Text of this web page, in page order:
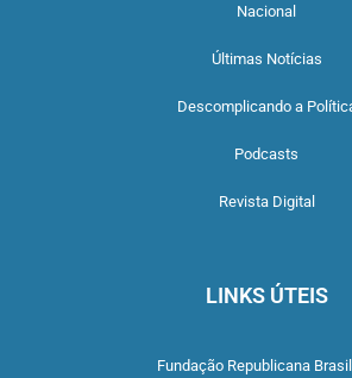
Nacional
Últimas Notícias
Descomplicando a
Podcasts
Revista Digital
LINKS ÚTEIS
Fundação Republicana